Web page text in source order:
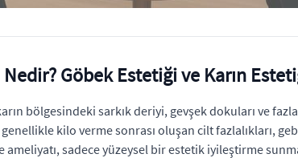
Göbek Estetiği ve Karın
bölgesindeki sarkık deriyi, gevşek dokuları ve
kilo verme sonrası oluşan cilt fazlalıkları,
sadece yüzeysel bir estetik iyileştirme